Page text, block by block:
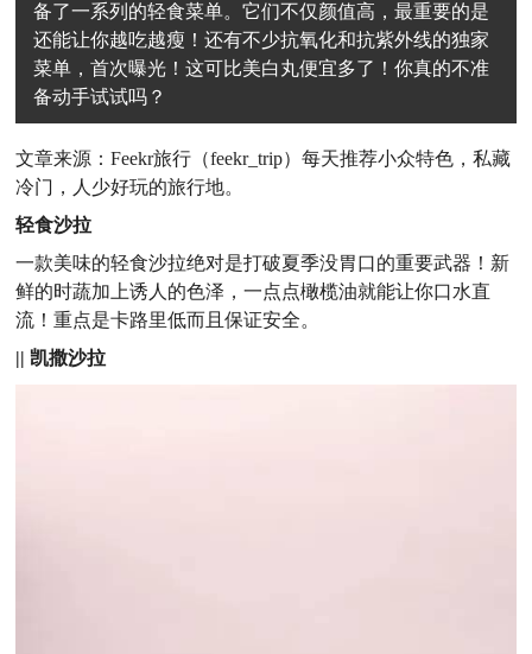
备了一系列的轻食菜单。它们不仅颜值高，最重要的是
还能让你越吃越瘦！还有不少抗氧化和抗紫外线的独家
菜单，首次曝光！这可比美白丸便宜多了！你真的不准
备动手试试吗？
文章来源：Feekr旅行（feekr_trip）每天推荐小众特色，私藏
冷门，人少好玩的旅行地。
轻食沙拉
一款美味的轻食沙拉绝对是打破夏季没胃口的重要武器！新
鲜的时蔬加上诱人的色泽，一点点橄榄油就能让你口水直
流！重点是卡路里低而且保证安全。
||凯撒沙拉